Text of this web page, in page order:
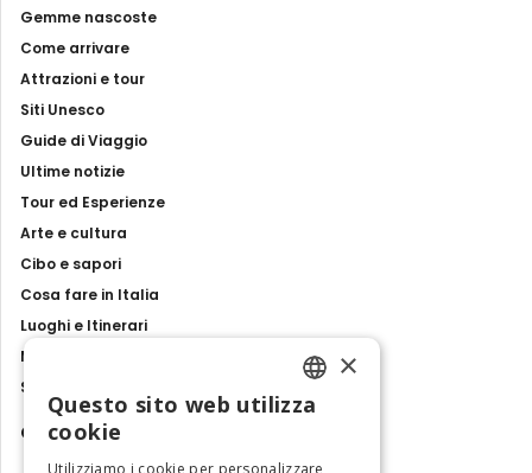
Gemme nascoste
Come arrivare
Attrazioni e tour
Siti Unesco
Guide di Viaggio
Ultime notizie
Tour ed Esperienze
Arte e cultura
Cibo e sapori
Cosa fare in Italia
Luoghi e Itinerari
Mostre, eventi e spettacoli
Storie e tradizioni
Contatti
ENGLISH
ITALIAN
×
Questo sito web utilizza
cookie
Utilizziamo i cookie per personalizzare